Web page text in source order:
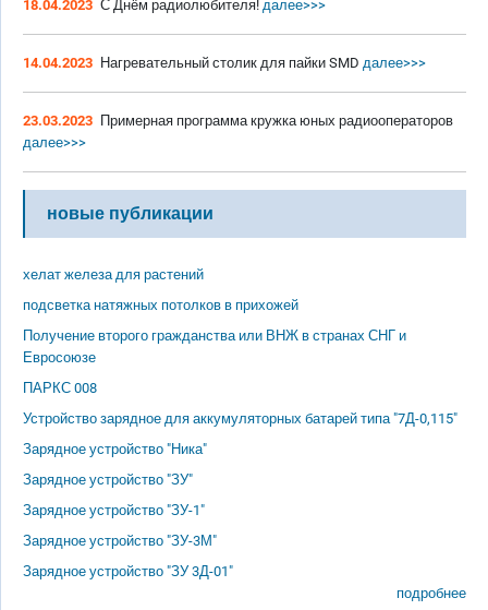
18.04.2023 С Днём радиолюбителя! далее>>>
14.04.2023 Нагревательный столик для пайки SMD далее>>>
23.03.2023 Примерная программа кружка юных радиооператоров
далее>>>
новые публикации
хелат железа для растений
подсветка натяжных потолков в прихожей
Получение второго гражданства или ВНЖ в странах СНГ и
Евросоюзе
ПАРКС 008
Устройство зарядное для аккумуляторных батарей типа "7Д-0,115"
Зарядное устройство "Ника"
Зарядное устройство "ЗУ"
Зарядное устройство "ЗУ-1"
Зарядное устройство "ЗУ-3М"
Зарядное устройство "ЗУ 3Д-01"
подробнее